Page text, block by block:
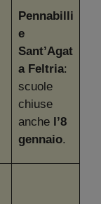
Pennabilli
e
Sant’Agat
a Feltria:
scuole
chiuse
anche l’8
gennaio.